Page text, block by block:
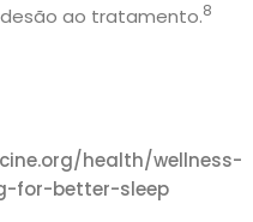
ao tratamento.8
health/wellness-
for-better-sleep